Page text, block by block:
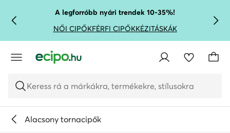
UGRÁS A FŐ TARTALOMRA
UGRÁS A KERESÉSHEZA legforróbb nyári trendek 10-35%!
NŐI CIPŐKFÉRFI CIPŐKKÉZITÁSKÁK
Keress rá a márkákra, termékekre, stílusokra
Alacsony tornacipők